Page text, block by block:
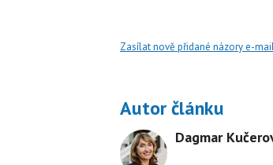
Zasílat nově přidané názory e-
Autor článku
Dagmar